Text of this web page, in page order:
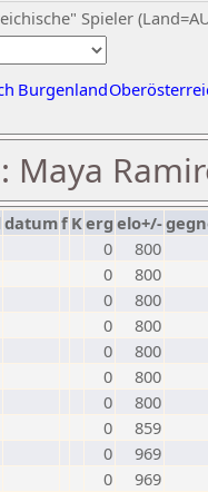
Spieler
Burgenland
Maya
datumf Kerg elo+/-
0
800
0
800
0
800
0
800
0
800
0
800
0
800
0
859
0
969
0
969